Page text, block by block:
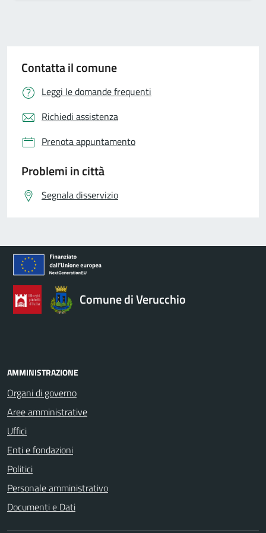
Contatta il comune
Leggi le domande frequenti
Richiedi assistenza
Prenota appuntamento
Problemi in città
Segnala disservizio
Comune di Verucchio
AMMINISTRAZIONE
Organi di governo
Aree amministrative
Uffici
Enti e fondazioni
Politici
Personale amministrativo
Documenti e Dati